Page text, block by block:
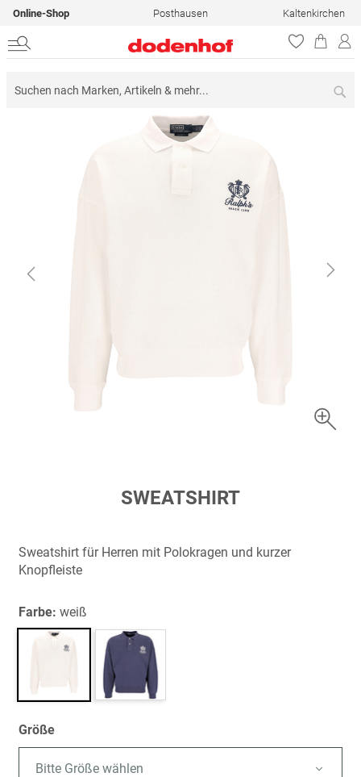
Online-Shop Posthausen Kaltenkirchen
springen
SWEATSHIRT
Sweatshirt für Herren mit Polokragen und kurzer
Knopfleiste
Farbe: weiß
Größe
Bitte Größe wählen